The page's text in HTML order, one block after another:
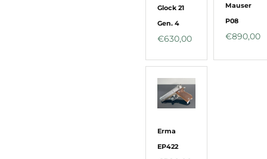
Glock 21
Gen. 4
€630,00
Mauser
P08
€890,00
Erma
EP422